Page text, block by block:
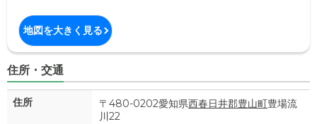
地図を大きく見る
住所・交通
住所 〒480-0202愛知県西春日井郡豊山町豊場流
川22